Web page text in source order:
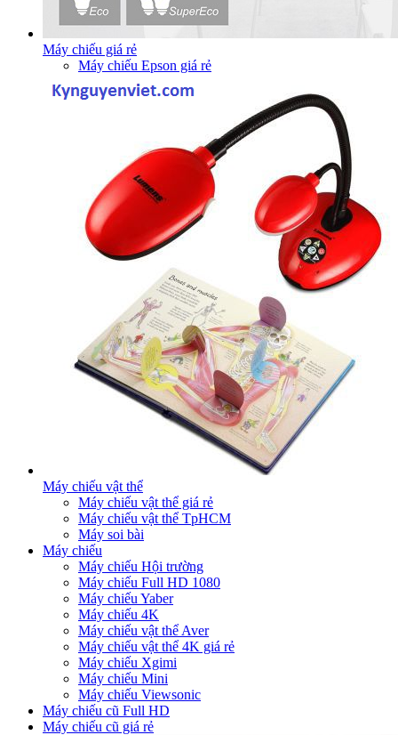
Máy chiếu giá rẻ
Máy chiếu Epson giá rẻ
Máy chiếu vật thể
Máy chiếu vật thể giá rẻ
Máy chiếu vật thể TpHCM
Máy soi bài
Máy chiếu
Máy chiếu Hội trường
Máy chiếu Full HD 1080
Máy chiếu Yaber
Máy chiếu 4K
Máy chiếu vật thể Aver
Máy chiếu vật thể 4K giá rẻ
Máy chiếu Xgimi
Máy chiếu Mini
Máy chiếu Viewsonic
Máy chiếu cũ Full HD
Máy chiếu cũ giá rẻ